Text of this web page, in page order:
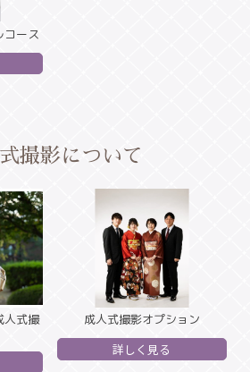
コース
撮影について
人式撮
成人式撮影オプション
詳しく見る